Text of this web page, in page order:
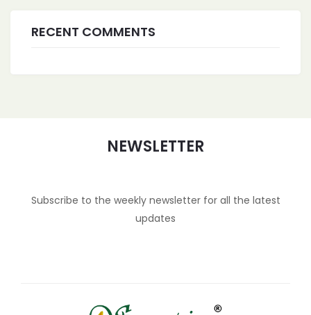
RECENT COMMENTS
NEWSLETTER
Subscribe to the weekly newsletter for all the latest
updates